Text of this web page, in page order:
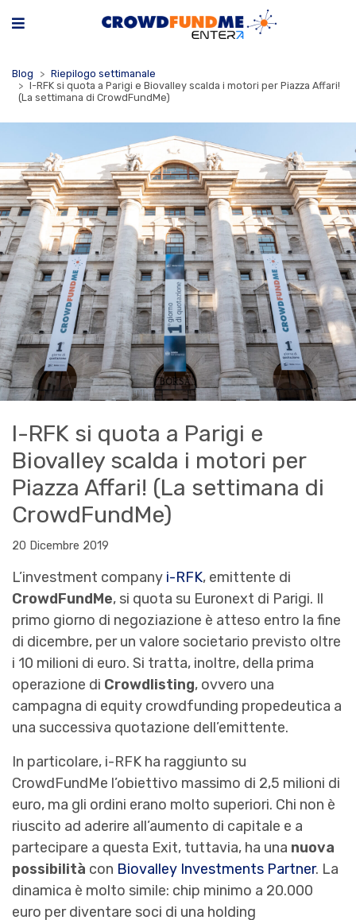
Blog
Riepilogo settimanale
I-RFK si quota a Parigi e Biovalley scalda i motori per Piazza Affari!
(La settimana di CrowdFundMe)
I-RFK si quota a Parigi e
Biovalley scalda i motori per
Piazza Affari! (La settimana di
CrowdFundMe)
20 Dicembre 2019
L’investment company i-RFK, emittente di
CrowdFundMe, si quota su Euronext di Parigi. Il
primo giorno di negoziazione è atteso entro la fine
di dicembre, per un valore societario previsto oltre
i 10 milioni di euro. Si tratta, inoltre, della prima
operazione di Crowdlisting, ovvero una
campagna di equity crowdfunding propedeutica a
una successiva quotazione dell’emittente.
In particolare, i-RFK ha raggiunto su
CrowdFundMe l’obiettivo massimo di 2,5 milioni di
euro, ma gli ordini erano molto superiori. Chi non è
riuscito ad aderire all’aumento di capitale e a
partecipare a questa Exit, tuttavia, ha una nuova
possibilità con Biovalley Investments Partner. La
dinamica è molto simile: chip minimo a 20.000
euro per diventare soci di una holding